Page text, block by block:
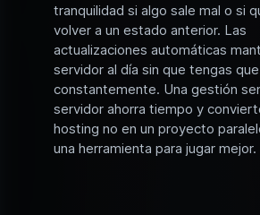
tranquilidad si algo sale mal o si
volver a un estado anterior. Las
actualizaciones automáticas
servidor al día sin que tengas
constantemente. Una gestión
servidor ahorra tiempo y
hosting no en un proyecto
una herramienta para jugar mejor.